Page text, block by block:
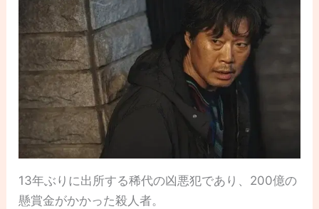
13年ぶりに出所する稀代の凶悪犯であり、200億の
懸賞金がかかった殺人者。